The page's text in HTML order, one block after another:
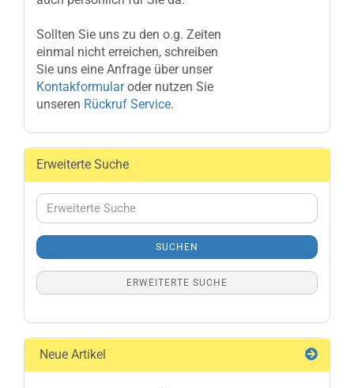
Sollten Sie uns zu den o.g. Zeiten
einmal nicht erreichen, schreiben
Sie uns eine Anfrage über unser
Kontakformularoder nutzen Sie
unseren Rückruf Service.
Erweiterte Suche
Erweiterte
Suche
SUCHEN
ERWEITERTE SUCHE
Neue Artikel